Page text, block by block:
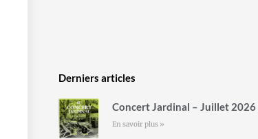
Derniers articles
Concert Jardinal – Juillet 2026
En savoir plus »